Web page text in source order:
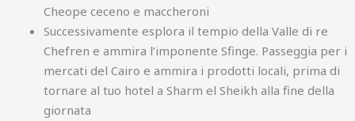
Cheope ceceno e maccheroni
Successivamente esplora il tempio della Valle di re
Chefren e ammira l’imponente Sfinge. Passeggia per i
mercati del Cairo e ammira i prodotti locali, prima di
tornare al tuo hotel a Sharm el Sheikh alla fine della
giornata